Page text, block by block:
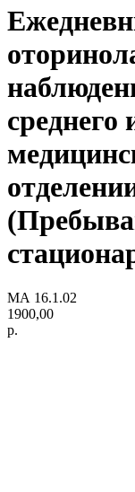
МА 16.1.02
1900,00
р.